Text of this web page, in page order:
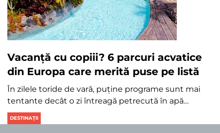
Vacanță cu copiii? 6 parcuri acvatice
din Europa care merită puse pe listă
În zilele toride de vară, puține programe sunt mai
tentante decât o zi întreagă petrecută în apă…
DESTINAȚII